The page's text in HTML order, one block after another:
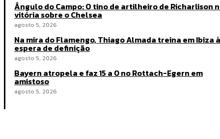
Ângulo do Campo: O tino de artilheiro de Richarlison
vitória sobre o Chelsea
agosto 5, 2026
Na mira do Flamengo, Thiago Almada treina em Ibiza à
espera de definição
agosto 5, 2026
Bayern atropela e faz 15 a 0 no Rottach-Egern em
amistoso
agosto 5, 2026